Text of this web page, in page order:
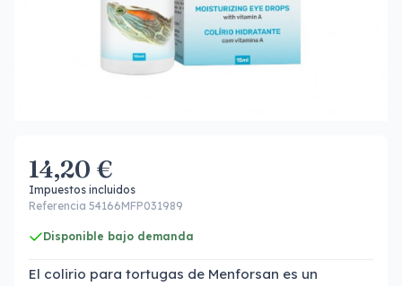
14,20 €
Impuestos incluidos
Referencia 54166MFP031989
Disponible bajo demanda
El colirio para tortugas de Menforsan es un